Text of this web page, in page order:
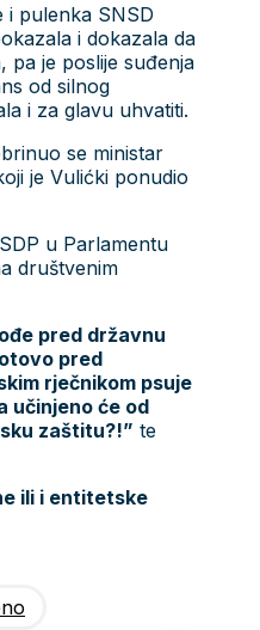
i pulenka SNSD
i dokazala da
pa je poslije suđenja
od silnog
i za glavu uhvatiti.
se ministar
je Vulićki ponudio
u Parlamentu
društvenim
pred državnu
pred
rječnikom psuje
učinjeno će od
zaštitu?!” te
ili i entitetske